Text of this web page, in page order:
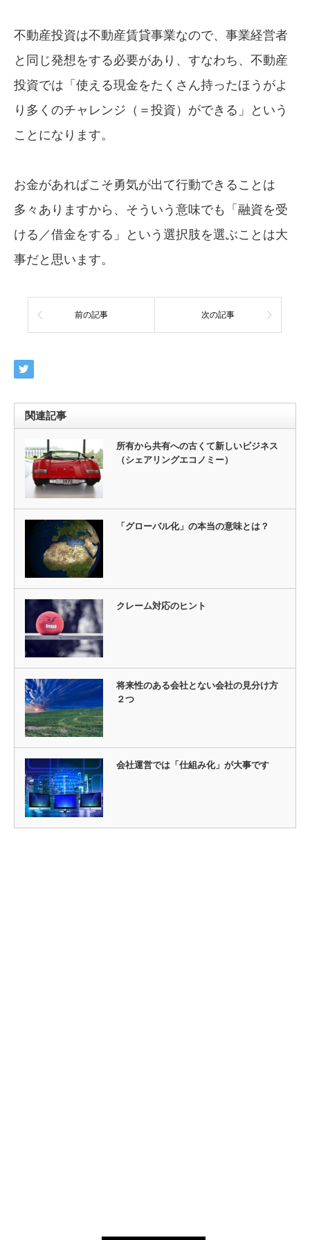
不動産投資は不動産賃貸事業なので、事業経営者
と同じ発想をする必要があり、すなわち、不動産
投資では「使える現金をたくさん持ったほうがよ
り多くのチャレンジ（＝投資）ができる」という
ことになります。
お金があればこそ勇気が出て行動できることは
多々ありますから、そういう意味でも「融資を受
ける／借金をする」という選択肢を選ぶことは大
事だと思います。
前の記事 次の記事
関連記事
所有から共有への古くて新しいビジネス
（シェアリングエコノミー）
「グローバル化」の本当の意味とは？
クレーム対応のヒント
将来性のある会社とない会社の見分け方
２つ
会社運営では「仕組み化」が大事です